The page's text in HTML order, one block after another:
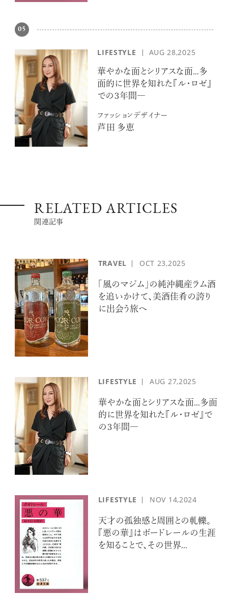
05
LIFESTYLE AUG 28,2025
華やかな面とシリアスな面…多
面的に世界を知れた『ル・ロゼ』
での３年間―
ファッションデザイナー
芦田 多恵
RELATED ARTICLES
関連記事
TRAVEL OCT 23,2025
「風のマジム」の純沖縄産ラム酒
を追いかけて、美酒佳肴の誇り
に出会う旅へ
LIFESTYLE AUG 27,2025
華やかな面とシリアスな面…多面
的に世界を知れた『ル・ロゼ』で
の３年間―
LIFESTYLE NOV 14,2024
天才の孤独感と周囲との軋轢。
『悪の華』はボードレールの生涯
を知ることで、その世界...